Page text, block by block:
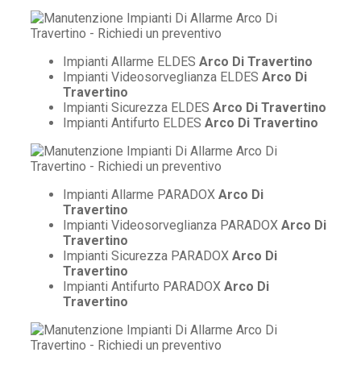
Impianti Allarme ELDES Arco Di Travertino
Impianti Videosorveglianza ELDES Arco Di
Travertino
Impianti Sicurezza ELDES Arco Di Travertino
Impianti Antifurto ELDES Arco Di Travertino
Impianti Allarme PARADOX Arco Di
Travertino
Impianti Videosorveglianza PARADOX Arco Di
Travertino
Impianti Sicurezza PARADOX Arco Di
Travertino
Impianti Antifurto PARADOX Arco Di
Travertino